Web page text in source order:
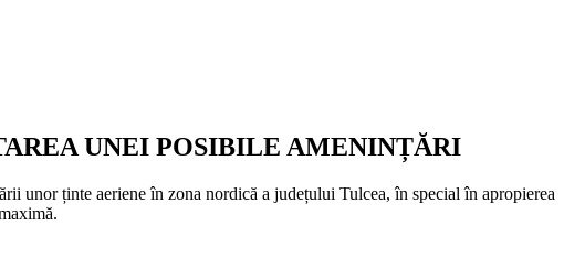
UNEI POSIBILE AMENINȚĂRI
unor ținte aeriene în zona nordică a județului Tulcea, în special în apropierea